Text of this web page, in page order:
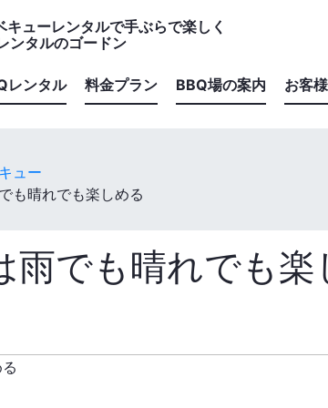
キューレンタルで手ぶらで楽しく
ンタルのゴードン
レンタル 料金プラン
器材レンタルプラン
ドリンクプラン
BBQ場の案内 お客
ュー
も晴れでも楽しめる
雨でも晴れでも楽